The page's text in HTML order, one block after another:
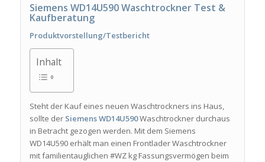
Siemens WD14U590 Waschtrockner Test &
Kaufberatung
Produktvorstellung/Testbericht
Inhalt
Steht der Kauf eines neuen Waschtrockners ins Haus,
sollte der Siemens WD14U590Waschtrockner durchaus
in Betracht gezogen werden. Mit dem Siemens
WD14U590 erhält man einen Frontlader Waschtrockner
mit familientauglichen #WZ kg Fassungsvermögen beim